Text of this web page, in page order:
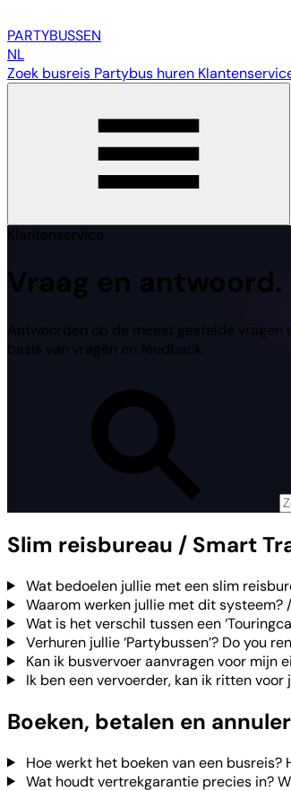
PARTYBUSSEN
NL
Zoek busreis Partybus huren
Klantenservice
Vraag en antwoord.
Antwoorden op de meest gestelde
basis van vragen en feedback.
Slim reisbureau / Smart
Wat bedoelen jullie met een slim
Waarom werken jullie met dit systeem?
Wat is het verschil tussen een
Verhuren jullie ‘Partybussen’? Do you
Kan ik busvervoer aanvragen voor mijn
Ik ben een vervoerder, kan ik ritten
Boeken, betalen en
Hoe werkt het boeken van een
Wat houdt vertrekgarantie precies in?